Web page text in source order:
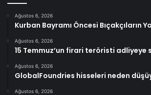
Ağustos 6, 2026
Kurban Bayramı Öncesi Bıçakçıların
Ağustos 6, 2026
15 Temmuz’un firari teröristi adliyeye
Ağustos 6, 2026
GlobalFoundries hisseleri neden
Ağustos 6, 2026